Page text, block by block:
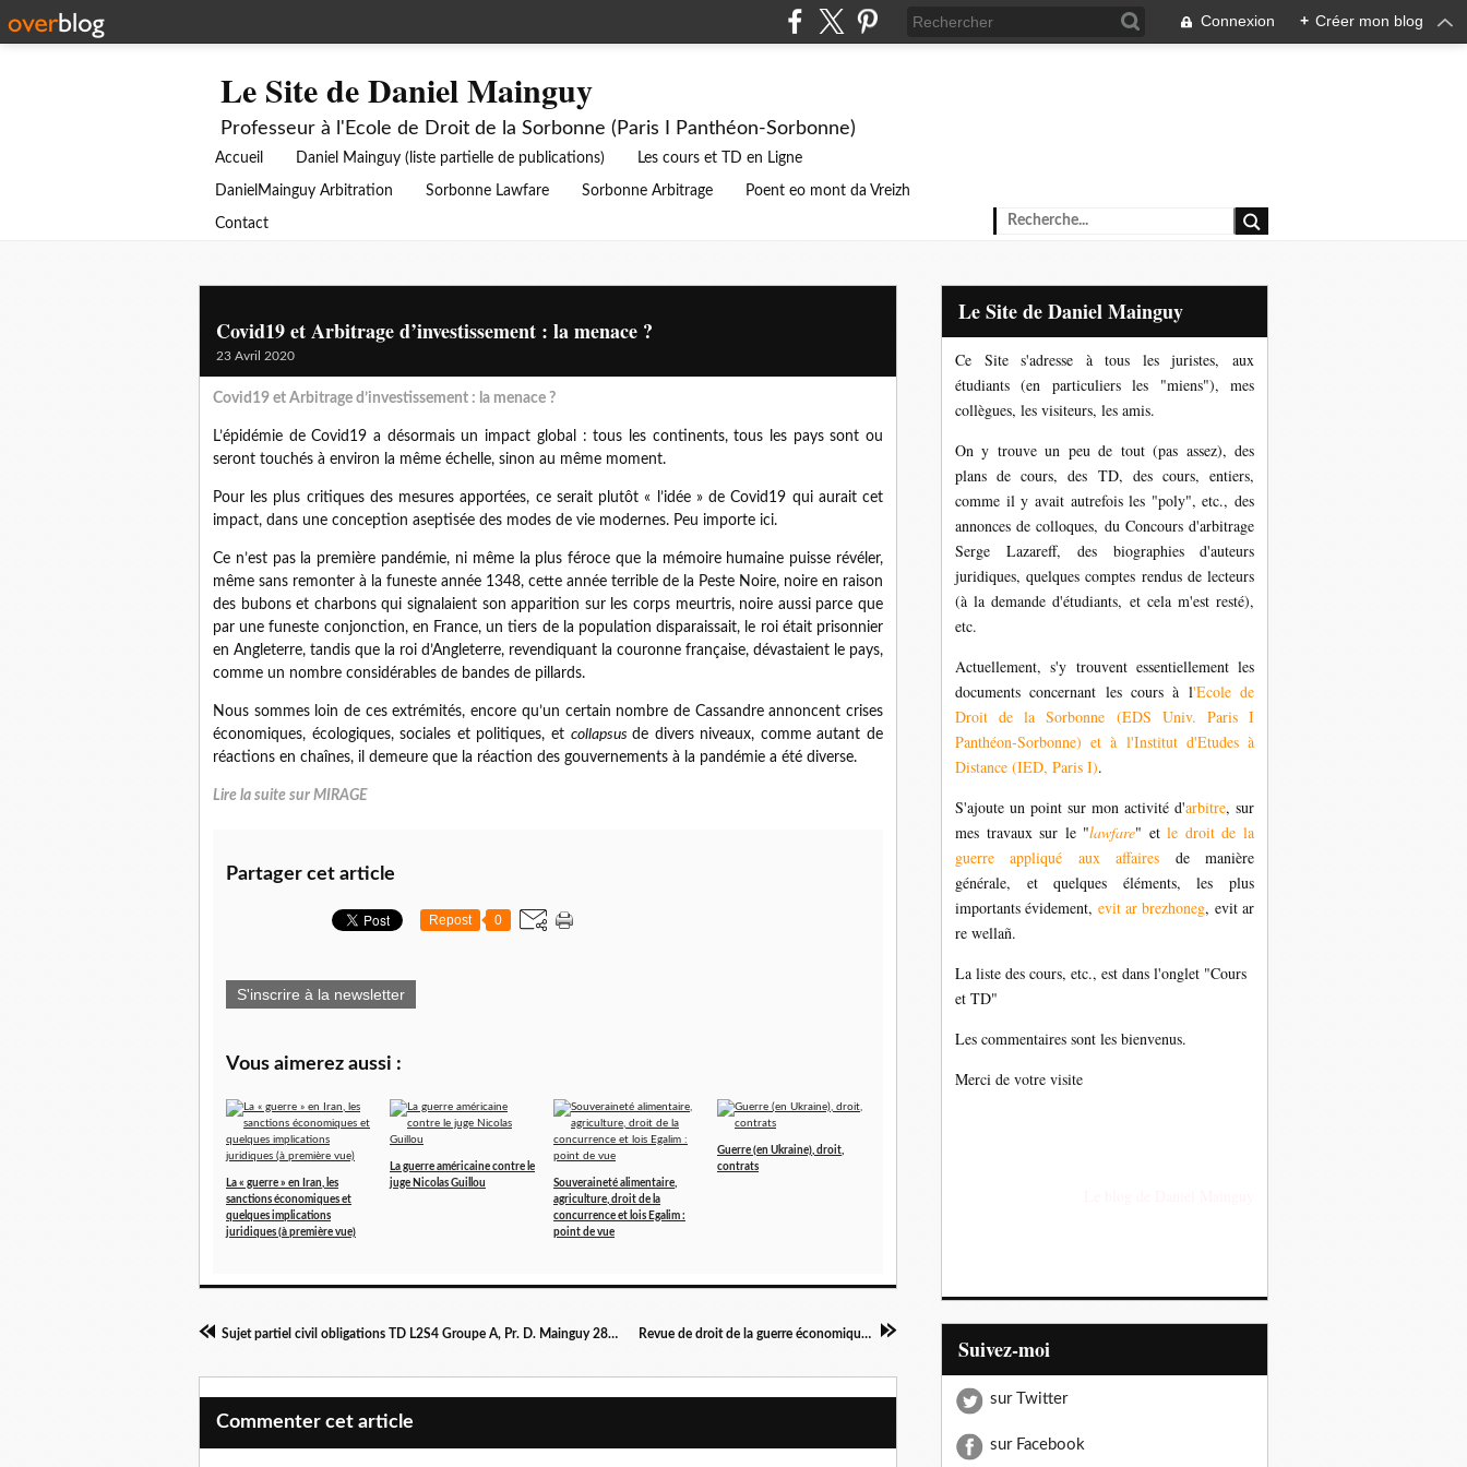
Connexion + Créer mon blog
Le Site de Daniel Mainguy
Professeur à l'Ecole de Droit de la Sorbonne (Paris I Panthéon-Sorbonne)
Accueil Daniel Mainguy (liste partielle de publications) Les cours et TD en Ligne
DanielMainguy Arbitration Sorbonne Lawfare Sorbonne Arbitrage Poent eo mont da Vreizh
Contact
Covid19 et Arbitrage d’investissement : la menace ?
23 Avril 2020
Covid19 et Arbitrage d’investissement : la menace ?
L’épidémie de Covid19 a désormais un impact global : tous les continents, tous les pays sont ou
seront touchés à environ la même échelle, sinon au même moment.
Pour les plus critiques des mesures apportées, ce serait plutôt « l’idée » de Covid19 qui aurait cet
impact, dans une conception aseptisée des modes de vie modernes. Peu importe ici.
Ce n’est pas la première pandémie, ni même la plus féroce que la mémoire humaine puisse révéler,
même sans remonter à la funeste année 1348, cette année terrible de la Peste Noire, noire en raison
des bubons et charbons qui signalaient son apparition sur les corps meurtris, noire aussi parce que
par une funeste conjonction, en France, un tiers de la population disparaissait, le roi était prisonnier
en Angleterre, tandis que la roi d’Angleterre, revendiquant la couronne française, dévastaient le pays,
comme un nombre considérables de bandes de pillards.
Nous sommes loin de ces extrémités, encore qu’un certain nombre de Cassandre annoncent crises
économiques, écologiques, sociales et politiques, et collapsusde divers niveaux, comme autant de
réactions en chaînes, il demeure que la réaction des gouvernements à la pandémie a été diverse.
Lire la suite sur MIRAGE
Partager cet article
Repost 0
S'inscrire à la newsletter
Vous aimerez aussi :
La « guerre » en Iran, les
sanctions économiques et
quelques implications
juridiques (à première vue)
La guerre américaine contre le
juge Nicolas Guillou
Souveraineté alimentaire,
agriculture, droit de la
concurrence et lois Egalim :
point de vue
Guerre (en Ukraine), droit,
contrats
Sujet partiel civil obligations TD L2S4 Groupe A, Pr. D. Mainguy 28032020 Revue de droit de la guerre économique n°1
Commenter cet article
Le Site de Daniel Mainguy
Ce Site s'adresse à tous les juristes, aux
étudiants (en particuliers les "miens"), mes
collègues, les visiteurs, les amis.
On y trouve un peu de tout (pas assez), des
plans de cours, des TD, des cours, entiers,
comme il y avait autrefois les "poly", etc., des
annonces de colloques, du Concours d'arbitrage
Serge Lazareff, des biographies d'auteurs
juridiques, quelques comptes rendus de lecteurs
(à la demande d'étudiants, et cela m'est resté),
etc.
Actuellement, s'y trouvent essentiellement les
documents concernant les cours à l'Ecole de
Droit de la Sorbonne (EDS Univ. Paris I
Panthéon-Sorbonne) et à l'Institut d'Etudes à
Distance (IED, Paris I).
S'ajoute un point sur mon activité d'arbitre, sur
mes travaux sur le "lawfare" etle droit de la
guerre appliqué aux affaires de manière
générale, et quelques éléments, les plus
importants évidement, evit ar brezhoneg, evit ar
re wellañ.
La liste des cours, etc., est dans l'onglet "Cours
et TD"
Les commentaires sont les bienvenus.
Merci de votre visite
Suivez-moi
sur Twitter
sur Facebook